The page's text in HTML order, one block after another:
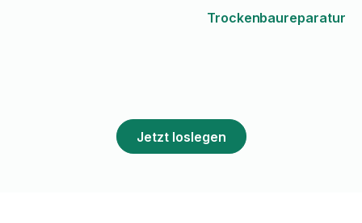
Trockenbaureparatur
Jetzt loslegen